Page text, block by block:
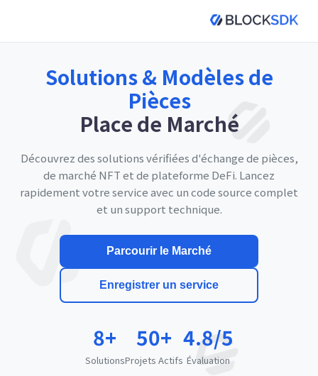
Solutions & Modèles de
Pièces
Place de Marché
Découvrez des solutions vérifiées d'échange de pièces,
de marché NFT et de plateforme DeFi. Lancez
rapidement votre service avec un code source complet
et un support technique.
Parcourir le Marché
Enregistrer un service
8+
Solutions
50+
Projets Actifs
4.8/5
Évaluation